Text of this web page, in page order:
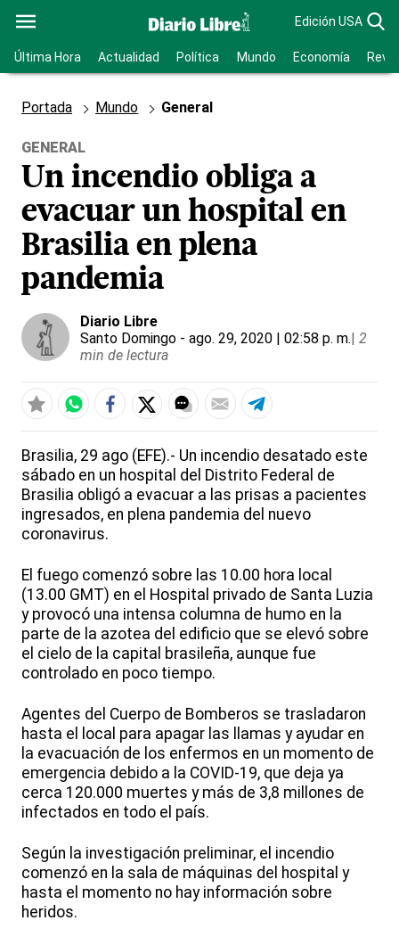
Edición USA
Última Hora Actualidad Política Mundo Economía
Portada Mundo General
GENERAL
Un incendio obliga a
evacuar un hospital en
Brasilia en plena
pandemia
Diario Libre
Santo Domingo - ago. 29, 2020 | 02:58 p. m.| 2
min de lectura
Brasilia, 29 ago (EFE).- Un incendio desatado este
sábado en un hospital del Distrito Federal de
Brasilia obligó a evacuar a las prisas a pacientes
ingresados, en plena pandemia del nuevo
coronavirus.
El fuego comenzó sobre las 10.00 hora local
(13.00 GMT) en el Hospital privado de Santa Luzia
y provocó una intensa columna de humo en la
parte de la azotea del edificio que se elevó sobre
el cielo de la capital brasileña, aunque fue
controlado en poco tiempo.
Agentes del Cuerpo de Bomberos se trasladaron
hasta el local para apagar las llamas y ayudar en
la evacuación de los enfermos en un momento de
emergencia debido a la COVID-19, que deja ya
cerca 120.000 muertes y más de 3,8 millones de
infectados en todo el país.
Según la investigación preliminar, el incendio
comenzó en la sala de máquinas del hospital y
hasta el momento no hay información sobre
heridos.